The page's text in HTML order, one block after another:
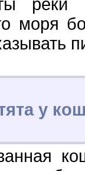
реки
моря
у